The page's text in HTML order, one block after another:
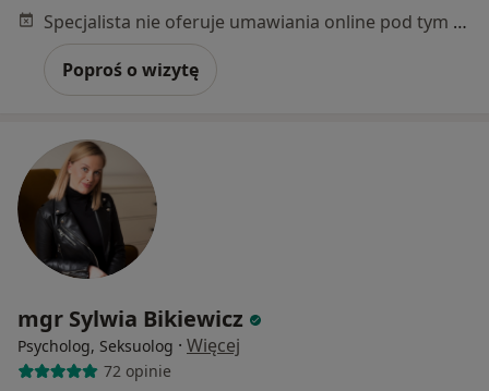
Specjalista nie oferuje umawiania online pod tym adresem.
Poproś o wizytę
mgr Sylwia Bikiewicz
Psycholog, Seksuolog · Więcej
72 opinie